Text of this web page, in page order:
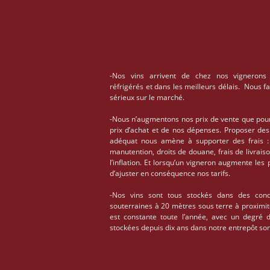
-Nos vins arrivent de chez nos
réfrigérés et dans les meilleurs délais. Nous
sérieux sur le marché.
-Nous n’augmentons nos prix de vente que
prix d’achat et de nos dépenses. Proposer
adéquat nous amène à supporter des frais
manutention, droits de douane, frais de
l’inflation. Et lorsqu’un vigneron augmente
d’ajuster en conséquence nos tarifs.
-Nos vins sont tous stockés dans des
souterraines à 20 mètres sous terre à
est constante toute l’année, avec un degré
stockées depuis dix ans dans notre entrepôt